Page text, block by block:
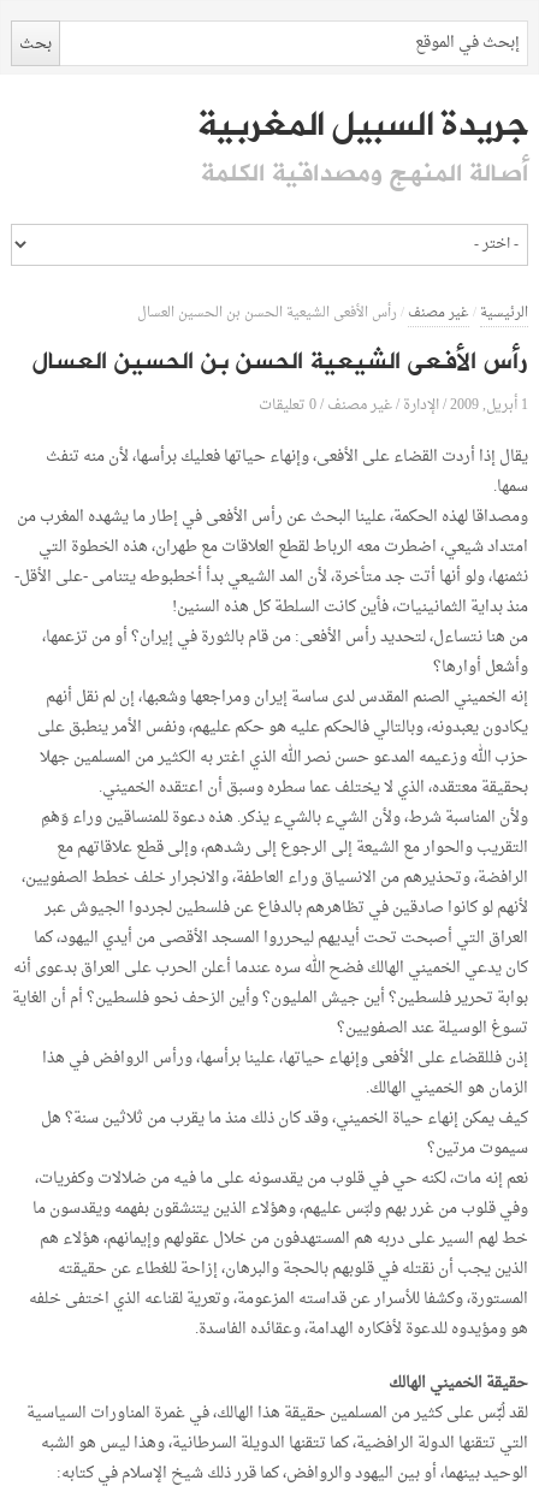
جريدة السبيل المغربية
أصالة المنهج ومصداقية الكلمة
الرئيسية/غير مصنف/رأس الأفعى الشيعية الحسن بن الحسين العسال
رأس الأفعى الشيعية الحسن بن الحسين العسال
1 أبريل, 2009 /الإدارة/غير مصنف/0 تعليقات
يقال إذا أردت القضاء على الأفعى، وإنهاء حياتها فعليك برأسها، لأن منه تنفث
سمها.
ومصداقا لهذه الحكمة، علينا البحث عن رأس الأفعى في إطار ما يشهده المغرب من
امتداد شيعي، اضطرت معه الرباط لقطع العلاقات مع طهران، هذه الخطوة التي
نثمنها، ولو أنها أتت جد متأخرة، لأن المد الشيعي بدأ أخطبوطه يتنامى -على الأقل-
منذ بداية الثمانينيات، فأين كانت السلطة كل هذه السنين!
من هنا نتساءل، لتحديد رأس الأفعى: من قام بالثورة في إيران؟ أو من تزعمها،
وأشعل أوارها؟
إنه الخميني الصنم المقدس لدى ساسة إيران ومراجعها وشعبها، إن لم نقل أنهم
يكادون يعبدونه، وبالتالي فالحكم عليه هو حكم عليهم، ونفس الأمر ينطبق على
حزب الله وزعيمه المدعو حسن نصر الله الذي اغتر به الكثير من المسلمين جهلا
بحقيقة معتقده، الذي لا يختلف عما سطره وسبق أن اعتقده الخميني.
ولأن المناسبة شرط، ولأن الشيء بالشيء يذكر. هذه دعوة للمنساقين وراء وَهْمِ
التقريب والحوار مع الشيعة إلى الرجوع إلى رشدهم، وإلى قطع علاقاتهم مع
الرافضة، وتحذيرهم من الانسياق وراء العاطفة، والانجرار خلف خطط الصفويين،
لأنهم لو كانوا صادقين في تظاهرهم بالدفاع عن فلسطين لجردوا الجيوش عبر
العراق التي أصبحت تحت أيديهم ليحرروا المسجد الأقصى من أيدي اليهود، كما
كان يدعي الخميني الهالك فضح الله سره عندما أعلن الحرب على العراق بدعوى أنه
بوابة تحرير فلسطين؟ أين جيش المليون؟ وأين الزحف نحو فلسطين؟ أم أن الغاية
تسوغ الوسيلة عند الصفويين؟
إذن فللقضاء على الأفعى وإنهاء حياتها، علينا برأسها، ورأس الروافض في هذا
الزمان هو الخميني الهالك.
كيف يمكن إنهاء حياة الخميني، وقد كان ذلك منذ ما يقرب من ثلاثين سنة؟ هل
سيموت مرتين؟
نعم إنه مات، لكنه حي في قلوب من يقدسونه على ما فيه من ضلالات وكفريات،
وفي قلوب من غرر بهم ولبّس عليهم، وهؤلاء الذين يتنشقون بفهمه ويقدسون ما
خط لهم السير على دربه هم المستهدفون من خلال عقولهم وإيمانهم، هؤلاء هم
الذين يجب أن نقتله في قلوبهم بالحجة والبرهان، إزاحة للغطاء عن حقيقته
المستورة، وكشفا للأسرار عن قداسته المزعومة، وتعرية لقناعه الذي اختفى خلفه
هو ومؤيدوه للدعوة لأفكاره الهدامة، وعقائده الفاسدة.
حقيقة الخميني الهالك
لقد لُبِّس على كثير من المسلمين حقيقة هذا الهالك، في غمرة المناورات السياسية
التي تتقنها الدولة الرافضية، كما تتقنها الدويلة السرطانية، وهذا ليس هو الشبه
الوحيد بينهما، أو بين اليهود والروافض، كما قرر ذلك شيخ الإسلام في كتابه: